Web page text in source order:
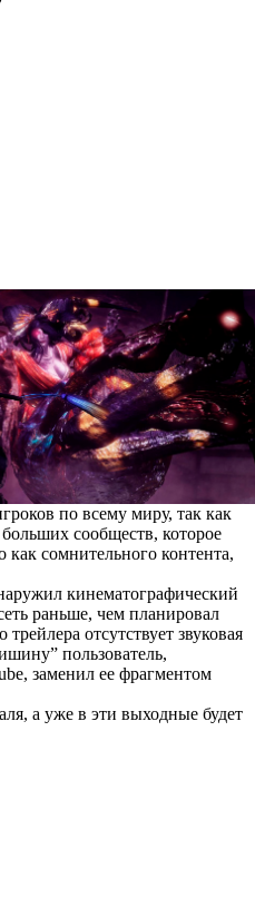
по всему миру, так как
сообществ, которое
как сомнительного контента,
кинематографический
раньше, чем планировал
отсутствует звуковая
пользователь,
заменил ее фрагментом
а уже в эти выходные будет